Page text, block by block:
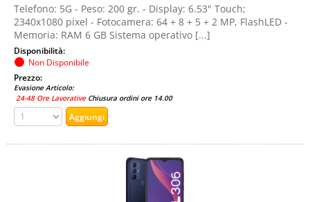
Telefono: 5G - Peso: 200 gr. - Display: 6.53" Touch;
2340x1080 pixel - Fotocamera: 64 + 8 + 5 + 2 MP, FlashLED -
Memoria: RAM 6 GB Sistema operativo [...]
Disponibilità:
Non Disponibile
Prezzo:
Evasione Articolo:
24-48 Ore Lavorative Chiusura ordini ore 14.00